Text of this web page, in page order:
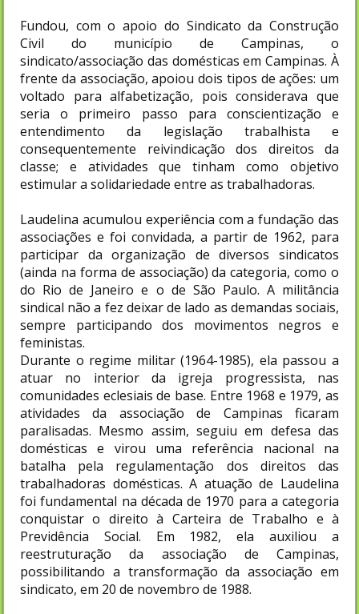
Fundou, com o apoio do Sindicato da Construção
Civil do município de Campinas, o
sindicato/associação das domésticas em Campinas. À
frente da associação, apoiou dois tipos de ações: um
voltado para alfabetização, pois considerava que
seria o primeiro passo para conscientização e
entendimento da legislação trabalhista e
consequentemente reivindicação dos direitos da
classe; e atividades que tinham como objetivo
estimular a solidariedade entre as trabalhadoras.
Laudelina acumulou experiência com a fundação das
associações e foi convidada, a partir de 1962, para
participar da organização de diversos sindicatos
(ainda na forma de associação) da categoria, como o
do Rio de Janeiro e o de São Paulo. A militância
sindical não a fez deixar de lado as demandas sociais,
sempre participando dos movimentos negros e
feministas.
Durante o regime militar (1964-1985), ela passou a
atuar no interior da igreja progressista, nas
comunidades eclesiais de base. Entre 1968 e 1979, as
atividades da associação de Campinas ficaram
paralisadas. Mesmo assim, seguiu em defesa das
domésticas e virou uma referência nacional na
batalha pela regulamentação dos direitos das
trabalhadoras domésticas. A atuação de Laudelina
foi fundamental na década de 1970 para a categoria
conquistar o direito à Carteira de Trabalho e à
Previdência Social. Em 1982, ela auxiliou a
reestruturação da associação de Campinas,
possibilitando a transformação da associação em
sindicato, em 20 de novembro de 1988.